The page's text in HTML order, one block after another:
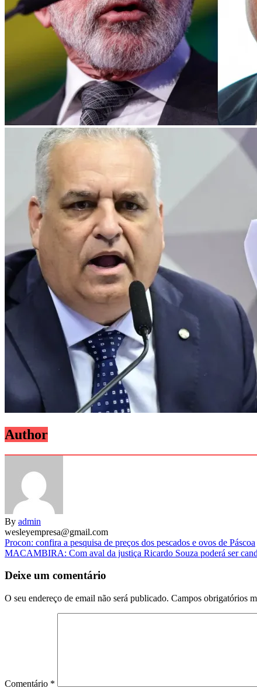
Author
By admin
wesleyempresa@gmail.com
Navegação
de
artigos
Procon: confira a pesquisa de preços dos pescados e ovos de Páscoa
MACAMBIRA: Com aval da justiça Ricardo Souza poderá ser
Deixe um comentário
O seu endereço de email não será publicado. Campos obrigatórios
Comentário *